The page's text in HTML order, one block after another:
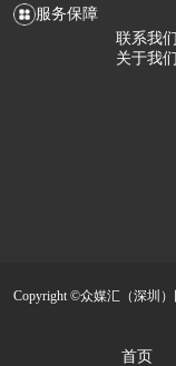
服务保障
联系我们
关于我们
Copyright ©众媒汇（深圳
首页